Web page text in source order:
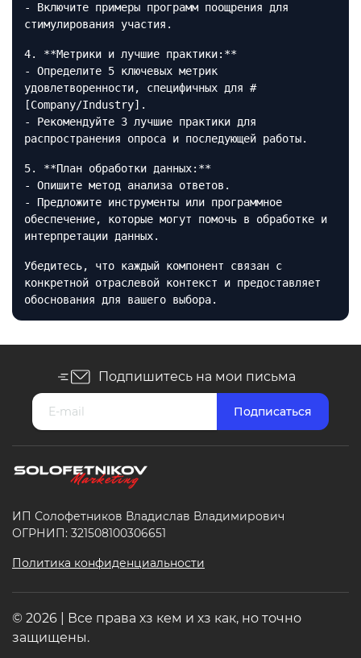
- Включите примеры программ поощрения для
стимулирования участия.
4. **Метрики и лучшие практики:**
- Определите 5 ключевых метрик
удовлетворенности, специфичных для #
[Company/Industry].
- Рекомендуйте 3 лучшие практики для
распространения опроса и последующей работы.
5. **План обработки данных:**
- Опишите метод анализа ответов.
- Предложите инструменты или программное
обеспечение, которые могут помочь в обработке и
интерпретации данных.
Убедитесь, что каждый компонент связан с
конкретной отраслевой контекст и предоставляет
обоснования для вашего выбора.
Подпишитесь на мои письма
ИП Солофетников Владислав Владимирович
ОГРНИП: 321508100306651
Политика конфиденциальности
© 2026 | Все права хз кем и хз как, но точно
защищены.